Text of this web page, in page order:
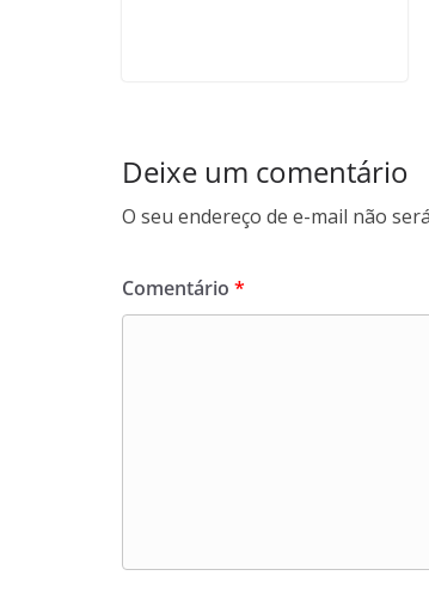
Deixe um comentário
O seu endereço de e-mail não
Comentário *